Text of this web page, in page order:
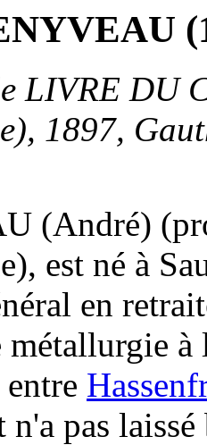
LIVRE DU
1897,
(André)
est né à
en
métallurgie
n'a pas